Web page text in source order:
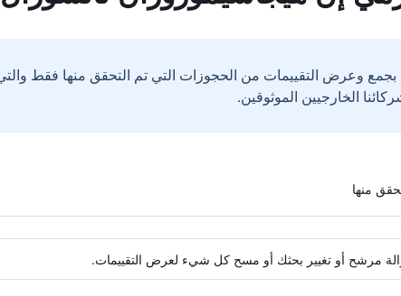
بجمع وعرض التقييمات من الحجوزات التي تم التحقق منها فقط
مرشح أو تغيير بحثك أو مسح كل شيء لعرض التقييمات.